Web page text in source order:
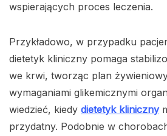
wspierających proces leczenia.
Przykładowo, w przypadku
dietetyk kliniczny pomaga
we krwi, tworząc plan
wymaganiami glikemicznymi
wiedzieć, kiedy dietetyk kliniczny
przydatny. Podobnie w